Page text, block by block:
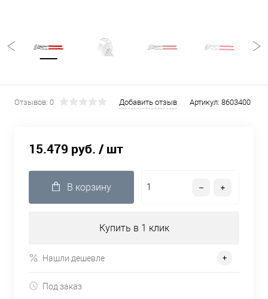
Отзывов: 0 Добавить отзыв Артикул: 8603400
15.479 руб. / шт
В корзину
Купить в 1 клик
Нашли дешевле
Под заказ